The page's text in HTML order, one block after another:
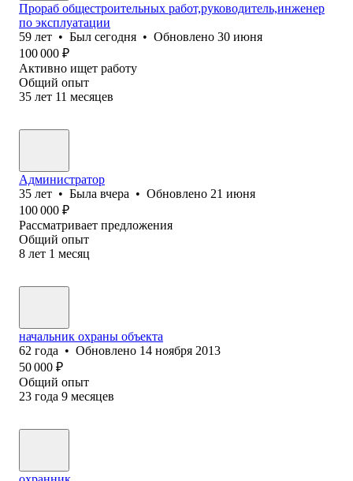
Прораб общестроительных работ,руководитель,инженер
по эксплуатации
59 лет • Был сегодня • Обновлено 30 июня
100 000 ₽
Активно ищет работу
Общий опыт
35 лет 11 месяцев
Администратор
35 лет • Была вчера • Обновлено 21 июня
100 000 ₽
Рассматривает предложения
Общий опыт
8 лет 1 месяц
начальник охраны объекта
62 года • Обновлено 14 ноября 2013
50 000 ₽
Общий опыт
23 года 9 месяцев